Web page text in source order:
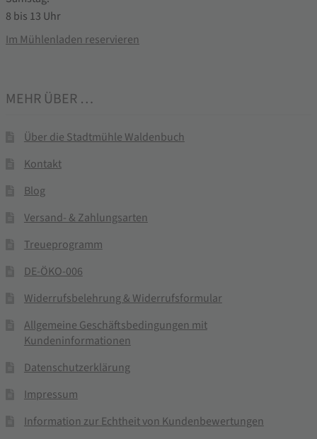
8 bis 13 Uhr
Im Mühlenladen reservieren
MEHR ÜBER …
Über die Stadtmühle Waldenbuch
Kontakt
Blog
Versand- & Zahlungsarten
Treueprogramm
DE-ÖKO-006
Widerrufsbelehrung & Widerrufsformular
Allgemeine Geschäftsbedingungen mit
Kundeninformationen
Datenschutzerklärung
Impressum
Information zur Echtheit von Kundenbewertungen